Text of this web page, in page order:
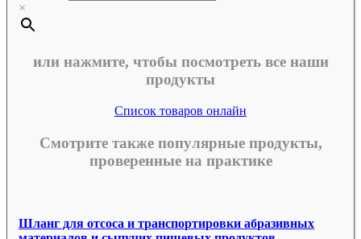
×
или нажмите, чтобы посмотреть все наши
продукты
Список товаров онлайн
Смотрите также популярные продукты,
проверенные на практике
Шланг для отсоса и транспортировки абразивных